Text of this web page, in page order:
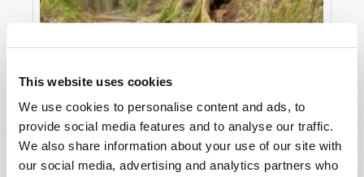
This website uses cookies
We use cookies to personalise content and ads, to
provide social media features and to analyse our traffic.
We also share information about your use of our site with
our social media, advertising and analytics partners who